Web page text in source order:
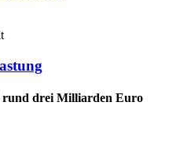
rund drei Milliarden Euro